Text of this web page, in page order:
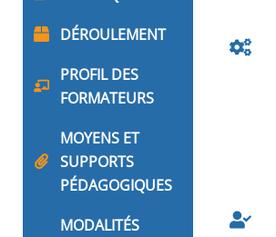
DÉROULEMENT
PROFIL DES
FORMATEURS
MOYENS ET
SUPPORTS
PÉDAGOGIQUES
MODALITÉS